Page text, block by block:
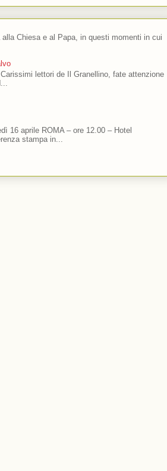
Chiesa e al Papa, in questi momenti in cui
lettori de Il Granellino, fate attenzione
16 aprile ROMA – ore 12.00 – Hotel
stampa in...